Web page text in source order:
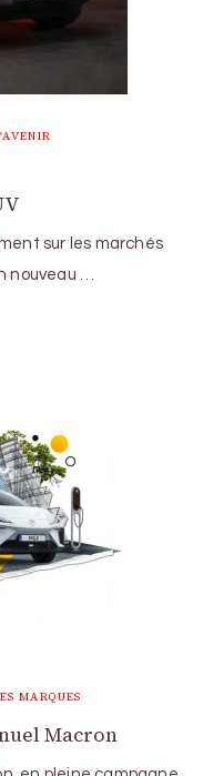
sur les marchés
nouveau …
MARQUES
Macron